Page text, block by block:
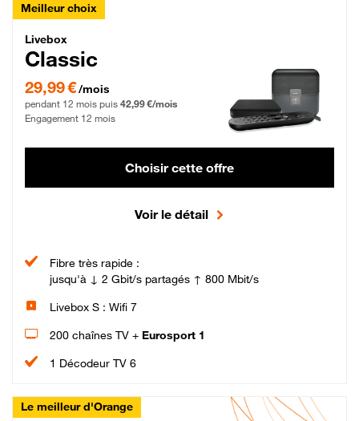
Meilleur choix
Livebox Classic Fibre
Livebox
Classic
29,99 € par mois pendant 12 mois puis 42,99 € par mois, Engagement 12 mois
29,99 €/mois
pendant 12 mois puis 42,99 €/mois
Engagement 12 mois
Choisir cette offre
Voir le détail
Fibre très rapide :
jusqu'à ↓ 2 Gbit/s partagés ↑ 800 Mbit/s
Livebox S : Wifi 7
200 chaînes TV + Eurosport 1
1 Décodeur TV 6
Le meilleur d'Orange